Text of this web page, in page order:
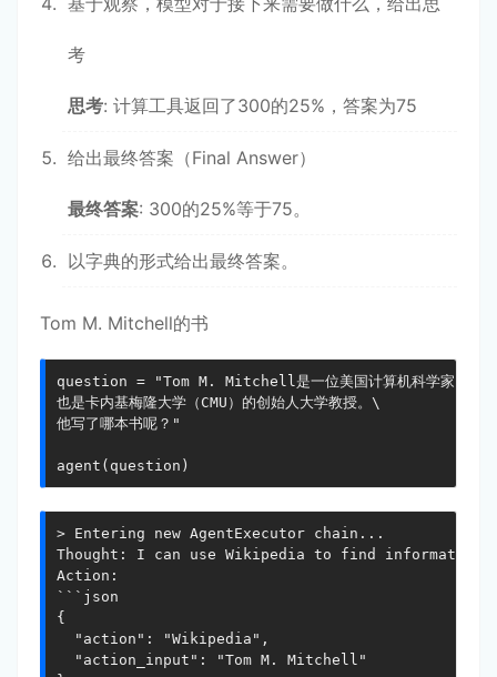
考
思考: 计算工具返回了300的25%，答案为75
给出最终答案（Final Answer）
最终答案: 300的25%等于75。
以字典的形式给出最终答案。
Tom M. Mitchell的书
question = "Tom M. Mitchell是一位美国计算机科学家，\
也是卡内基梅隆大学（CMU）的创始人大学教授。\
他写了哪本书呢？"
agent(question)
> Entering new AgentExecutor chain...
Thought: I can use Wikipedia to find information
Action:
```json
{
  "action": "Wikipedia",
  "action_input": "Tom M. Mitchell"